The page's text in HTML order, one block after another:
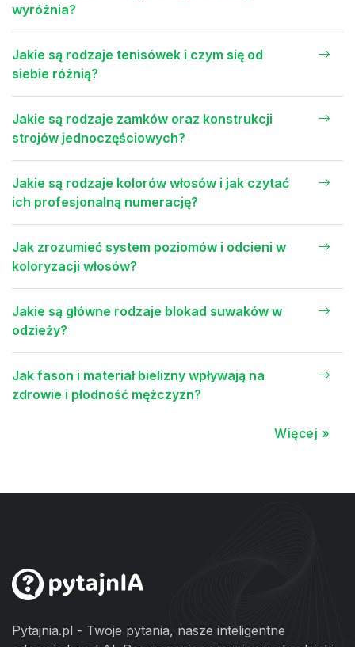
wyróżnia?
Jakie są rodzaje tenisówek i czym się od
siebie różnią?
Jakie są rodzaje zamków oraz konstrukcji
strojów jednoczęściowych?
Jakie są rodzaje kolorów włosów i jak czytać
ich profesjonalną numerację?
Jak zrozumieć system poziomów i odcieni w
koloryzacji włosów?
Jakie są główne rodzaje blokad suwaków w
odzieży?
Jak fason i materiał bielizny wpływają na
zdrowie i płodność mężczyzn?
Więcej »
Pytajnia.pl - Twoje pytania, nasze inteligentne